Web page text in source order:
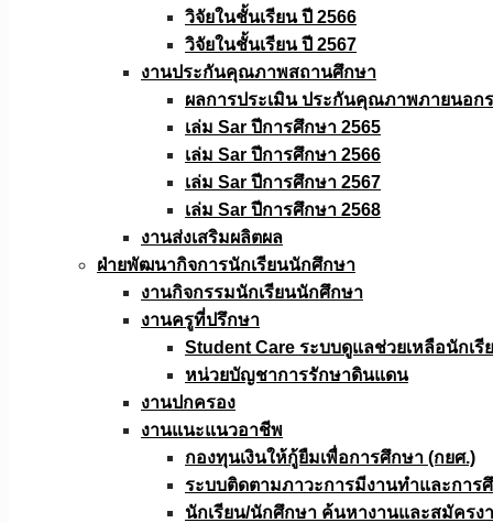
วิจัยในชั้นเรียน ปี 2566
วิจัยในชั้นเรียน ปี 2567
งานประกันคุณภาพสถานศึกษา
ผลการประเมิน ประกันคุณภาพภายนอก
เล่ม Sar ปีการศึกษา 2565
เล่ม Sar ปีการศึกษา 2566
เล่ม Sar ปีการศึกษา 2567
เล่ม Sar ปีการศึกษา 2568
งานส่งเสริมผลิตผล
ฝ่ายพัฒนากิจการนักเรียนนักศึกษา
งานกิจกรรมนักเรียนนักศึกษา
งานครูที่ปรึกษา
Student Care ระบบดูแลช่วยเหลือนักเรี
หน่วยบัญชาการรักษาดินแดน
งานปกครอง
งานแนะแนวอาชีพ
กองทุนเงินให้กู้ยืมเพื่อการศึกษา (กยศ.)
ระบบติดตามภาวะการมีงานทำและการ
นักเรียน/นักศึกษา ค้นหางานและสมัครง